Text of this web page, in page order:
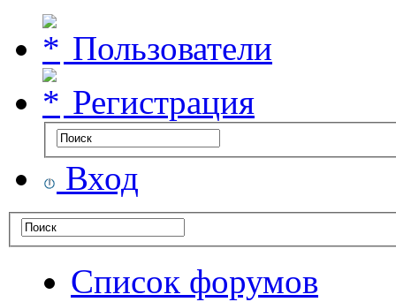
Пользователи
Регистрация
Вход
Список форумов